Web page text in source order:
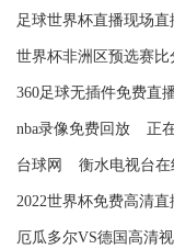
足球世界杯直播现场直
世界杯非洲区预选赛比
360足球无插件免费直
nba录像免费回放 正
台球网 衡水电视台在
2022世界杯免费高清直
厄瓜多尔VS德国高清